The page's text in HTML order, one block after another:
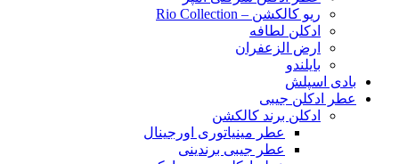
ریو کالکشن – Rio Collection
ادکلن لطافه
ارض الزعفران
بایلندو
بادی اسپلش
عطر ادکلن جیبی
ادکلن برند کالکشن
عطر مینیاتوری اورجینال
عطر جیبی برندینی